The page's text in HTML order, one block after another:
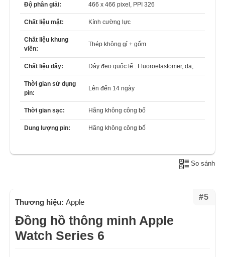
Độ phân giải: 466 x 466 pixel, PPI 326
Chất liệu mặt: Kính cường lực
Chất liệu khung
viền:
Thép không gỉ + gốm
Chất liệu dây: Dây đeo quốc tế : Fluoroelastomer, da,
Thời gian sử dụng
pin:
Lên đến 14 ngày
Thời gian sạc: Hãng không công bố
Dung lượng pin: Hãng không công bố
So sánh
#5
Thương hiệu: Apple
Đồng hồ thông minh Apple
Watch Series 6